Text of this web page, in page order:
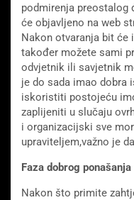
podmirenja preostalog
će objavljeno na web
Nakon otvaranja bit će
također možete sami
odvjetnik ili savjetnik
je do sada imao dobra
iskoristiti postojeću
zaplijeniti u slučaju
i organizacijski sve
upraviteljem,važno je
Faza dobrog
Nakon što primite